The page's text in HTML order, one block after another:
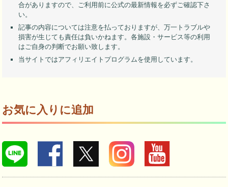
合がありますので、ご利用前に公式の最新情報を必ずご確認下さ
い。
記事の内容については注意を払っておりますが、万一トラブルや
損害が生じても責任は負いかねます。各施設・サービス等の利用
はご自身の判断でお願い致します。
当サイトではアフィリエイトプログラムを使用しています。
お気に入りに追加